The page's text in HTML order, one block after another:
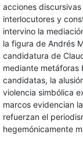
acciones
interlocutores y
intervino la
la figura de Andrés
candidatura de
mediante metáforas
candidatas, la
violencia simbólica
marcos evidencian
refuerzan el
hegemónicamente